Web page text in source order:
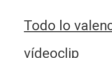
Todo lo
vídeoclip